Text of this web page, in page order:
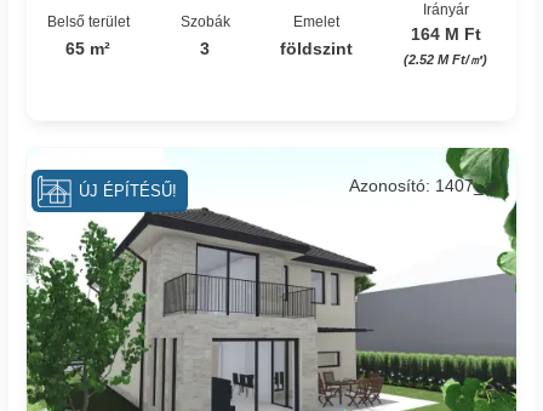
Belső terület
65 m²
Szobák
3
Emelet
földszint
Irányár
164 M Ft
(2.52 M Ft/㎡)
Azonosító: 1407_ar
ÚJ ÉPÍTÉSŰ!